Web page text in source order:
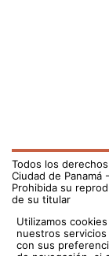
Todos los
Ciudad de Panamá
Prohibida su
de su titular
Utilizamos
nuestros
con sus